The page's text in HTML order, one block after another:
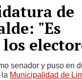
de
"Es
senador y puso en
Municipalidad de